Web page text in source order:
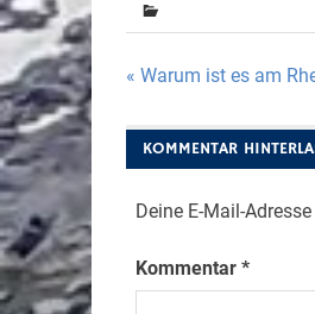
« Warum ist es am
KOMMENTAR
Deine E-Mail-
Kommentar *